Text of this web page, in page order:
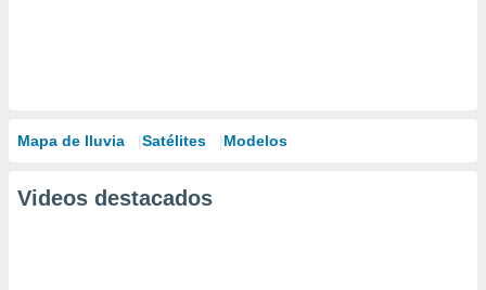
Mapa de lluvia Satélites Modelos
Videos destacados